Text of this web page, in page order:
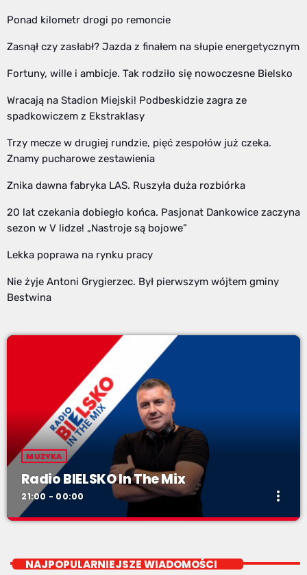
Ponad kilometr drogi po remoncie
Zasnął czy zasłabł? Jazda z finałem na słupie energetycznym
Fortuny, wille i ambicje. Tak rodziło się nowoczesne Bielsko
Wracają na Stadion Miejski! Podbeskidzie zagra ze
spadkowiczem z Ekstraklasy
Trzy mecze w drugiej rundzie, pięć zespołów już czeka.
Znamy pucharowe zestawienia
Znika dawna fabryka LAS. Ruszyła duża rozbiórka
20 lat czekania dobiegło końca. Pasjonat Dankowice zaczyna
sezon w V lidze! „Nastroje są bojowe”
Lekka poprawa na rynku pracy
Nie żyje Antoni Grygierzec. Był pierwszym wójtem gminy
Bestwina
MUZYKA
Radio BIELSKO In The Mix
21:00 - 00:00 more_vert
NAJPOPULARNIEJSZE WIADOMOŚCI